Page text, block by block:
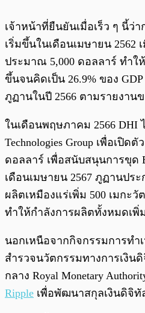
เจ้าหน้าที่ยืนยันเมื่อเร็ว ๆ นี้ว่
เริ่มขึ้นในเดือนเมษายน 2562
ประมาณ 5,000 ดอลลาร์ ทำใ
ขึ้นจนคิดเป็น 26.9% ของ
ภูฏานในปี 2566 ตามรายงาน
ในเดือนพฤษภาคม 2566 DHI
Technologies Group เพื่อเปิด
ดอลลาร์ เพื่อสนับสนุนการขุด
เดือนเมษายน 2567 ภูฏานปร
ผลิตเหมืองแร่เพิ่ม 500 เมกะวั
ทำให้กำลังการผลิตทั้งหมดเพิ่
นอกเหนือจากกิจกรรมการทำ
สำรวจนวัตกรรมทางการเงิน
กลาง Royal Monetary
Ripple เพื่อพัฒนาสกุลเงินดิจิทั